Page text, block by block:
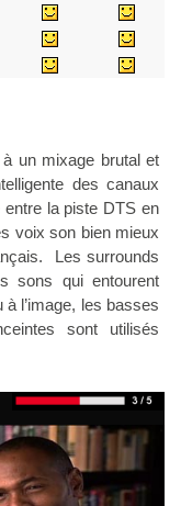
à un mixage brutal et
des canaux
entre la piste DTS en
voix son bien mieux
Les surrounds
sons qui entourent
l’image, les basses
sont utilisés